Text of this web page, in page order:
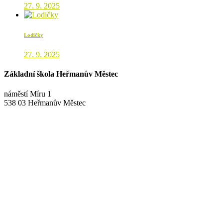
27. 9. 2025
Lodičky
27. 9. 2025
Základní škola Heřmanův Městec
náměstí Míru 1
538 03 Heřmanův Městec